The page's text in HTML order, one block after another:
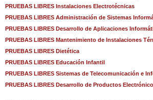
PRUEBAS LIBRES Instalaciones Electrotécnicas
PRUEBAS LIBRES Administración de Sistemas
PRUEBAS LIBRES Desarrollo de Aplicaciones
PRUEBAS LIBRES Mantenimiento de Instalaciones
PRUEBAS LIBRES Dietética
PRUEBAS LIBRES Educación Infantil
PRUEBAS LIBRES Sistemas de Telecomunicación e
PRUEBAS LIBRES Desarrollo de Productos